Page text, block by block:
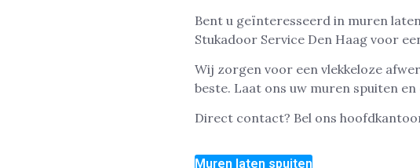
Bent u geïnteresseerd in muren
Stukadoor Service Den Haag voor
Wij zorgen voor een vlekkeloze
beste. Laat ons uw muren spuiten
Direct contact? Bel ons
Muren laten spuiten